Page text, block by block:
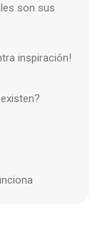
son sus
inspiración!